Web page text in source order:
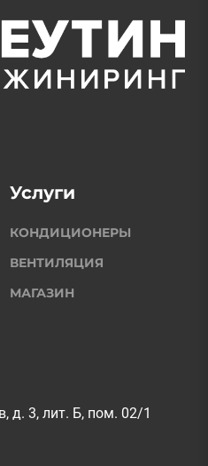
д. 3, лит. Б, пом. 02/1
Услуги
КОНДИЦИОНЕРЫ
ВЕНТИЛЯЦИЯ
МАГАЗИН